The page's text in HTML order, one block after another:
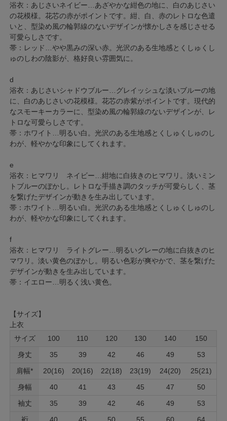
浴衣：あじさいネイビー…あざやかな紺色の地に、白のあじさい
の花模様。花芯の赤がポイントです。紺、白、赤のレトロな色遣
いと、型染め風の輪郭線のないデザインが懐かしさを感じさせる
可愛らしさです。
帯：レッド…やや黒みの深い赤。光沢のある生地感とくしゅくし
ゅのしわの陰影が、格好良い雰囲気に。
d
浴衣：あじさいシャドウブルー…グレイッシュな淡いブルーの地
に、白のあじさいの花模様。花芯の赤紫がポイントです。現代的
なスモーキーカラーに、型染め風の輪郭線のないデザインが、レ
トロな可愛らしさです。
帯：ホワイト…明るい白。光沢のある生地感とくしゅくしゅのし
わが、軽やかな印象にしてくれます。
e
浴衣：ヒマワリ ネイビー…紺地に白抜きのヒマワリ。淡いミン
トブルーのぼかし。レトロな手描き調のタッチが可愛らしく、茎
を繋げたデザインが動きを生み出しています。
帯：ホワイト…明るい白。光沢のある生地感とくしゅくしゅのし
わが、軽やかな印象にしてくれます。
f
浴衣：ヒマワリ ライトグレー…明るいグレーの地に白抜きのヒ
マワリ。淡い黄色のぼかし。明るい色彩が爽やかで、茎を繋げた
デザインが動きを生み出しています。
帯：イエロー…明るく浅い黄色。
【サイズ】
上衣
サイズ
100 110 120 130 140
150
身丈
35 39 42 46 49
53
肩幅*
20(16) 20(16) 22(18) 23(19) 24(20)
25(21)
身幅
40 41 43 45 47
50
袖丈
35 39 42 46 49
53